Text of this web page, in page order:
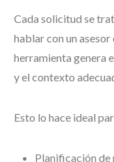
Cada solicitud se
hablar con un
herramienta genera
y el contexto
Esto lo hace ideal
Planificación de